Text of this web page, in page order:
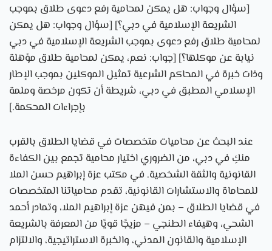
[سؤال وجواب: هل يمكن لمحامية رفع دعوى طلاق بموجب
الشريعة الإسلامية في دبي؟] [سؤال وجواب: هل يمكن
لمحامية طلاق رفع دعوى بموجب الشريعة الإسلامية في دبي
نيابة عن موكلها؟] [جواب: نعم، يمكن لمحامية طلاق مؤهلة
وذات خبرة في المحاكم الشرعية تمثيل الموكلين بموجب الإطار
الإسلامي المطبق في دبي، شريطة أن تكون مرخصة وملمة
بإجراءات المحكمة.]
عند البحث عن محاميات متخصصات في قضايا الطلاق بالقرب
منكِ في دبي، من الضروري اختيار محامية تجمع بين الكفاءة
القانونية والثقة الشخصية. في مكتب عزة إبراهيم حسن الملا
للمحاماة والاستشارات القانونية، تقدم محامياتنا المتخصصات
في قضايا الطلاق – بمن فيهن عزة إبراهيم الملا، وتمادر أحمد
الشحي، وهيفاء الطنجي – مزيجًا قويًا من المعرفة بالشريعة
الإسلامية والقانون المدني، والخبرة الاستراتيجية، والالتزام